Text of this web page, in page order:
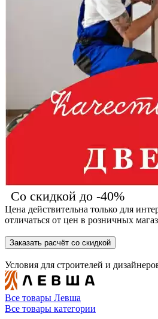
Со скидкой до -40%
Цена действительна только для
отличаться от цен в розничных
Заказать расчёт со скидкой
Условия для строителей и
Все товары Левша
Все товары категории